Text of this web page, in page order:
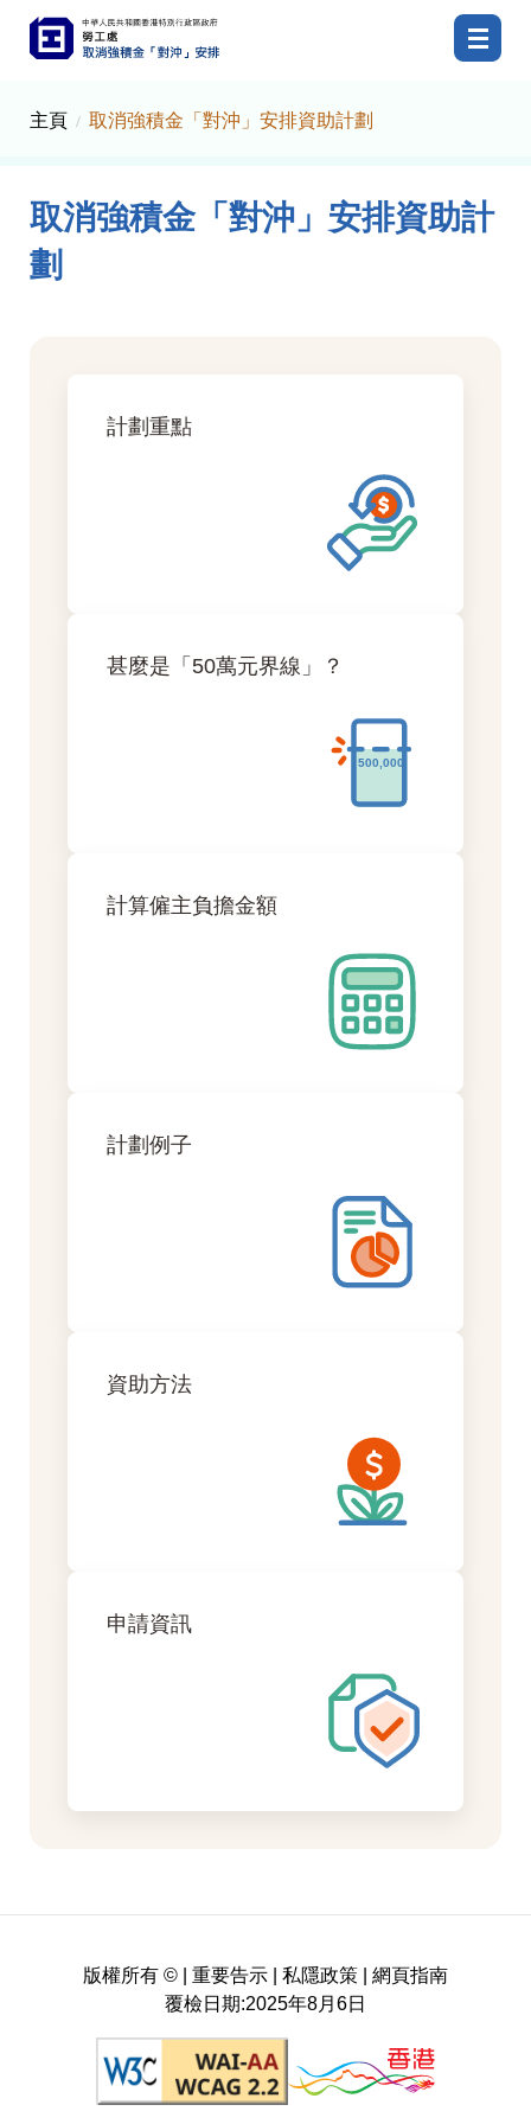
勞工處，取消強積金「對沖」安排。
主頁 取消強積金「對沖」安排資助計劃
取消強積金「對沖」安排資助計
劃
計劃重點
甚麼是「50萬元界線」？
計算僱主負擔金額
計劃例子
資助方法
申請資訊
版權所有 © 重要告示 私隱政策
網頁指南
覆檢日期:2025年8月6日
符合萬維網聯盟有關無障礙網頁設計指引中2A級別
在新瀏覽器中打開，香港品